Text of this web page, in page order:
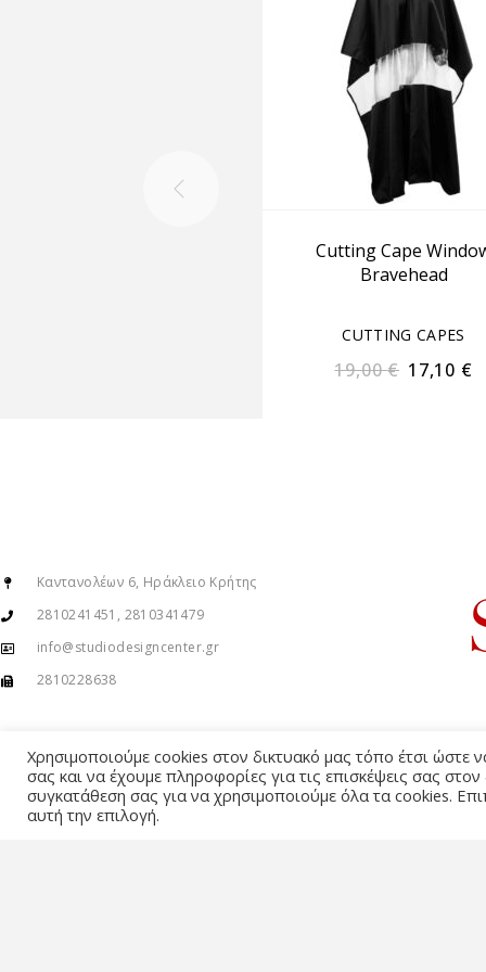
Cutting Cape
Bravehead
CUTTING CAPES
19,00€ 17,10 €
Καντανολέων 6, Ηράκλειο Κρήτης
2810241451, 2810341479
info@studiodesigncenter.gr
2810228638
Χρησιμοποιούμε cookies στον δικτυακό μας τόπο έτσι
σας και να έχουμε πληροφορίες για τις επισκέψεις σας
συγκατάθεση σας για να χρησιμοποιούμε όλα τα cookies.
αυτή την επιλογή.